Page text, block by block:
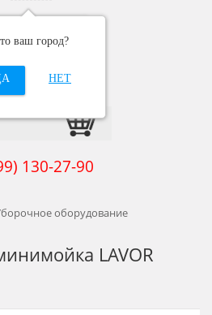
ваш город?
НЕТ
130-27-90
оборудование
LAVOR